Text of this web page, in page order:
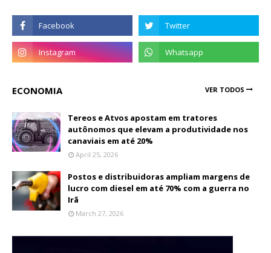
ECONOMIA VER TODOS
Tereos e Atvos apostam em tratores
autônomos que elevam a produtividade nos
canaviais em até 20%
April 25, 2026
Postos e distribuidoras ampliam margens de
lucro com diesel em até 70% com a guerra no
Irã
March 27, 2026